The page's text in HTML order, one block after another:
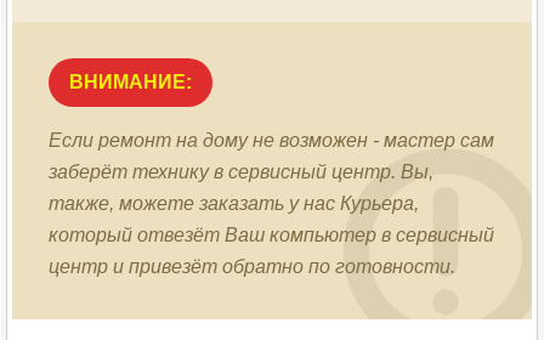
ВНИМАНИЕ:
Если ремонт на дому не возможен - мастер сам
заберёт технику в сервисный центр. Вы,
также, можете заказать у нас Курьера,
который отвезёт Ваш компьютер в сервисный
центр и привезёт обратно по готовности.